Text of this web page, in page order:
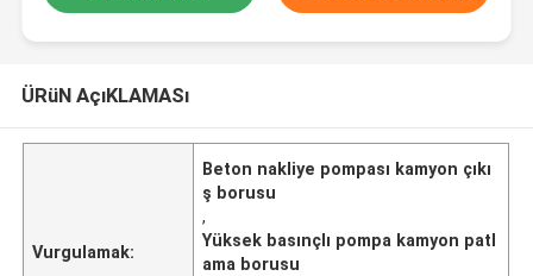
ÜRüN AçıKLAMASı
Vurgulamak:
Beton nakliye pompası kamyon çıkı
ş borusu
,
Yüksek basınçlı pompa kamyon patl
ama borusu